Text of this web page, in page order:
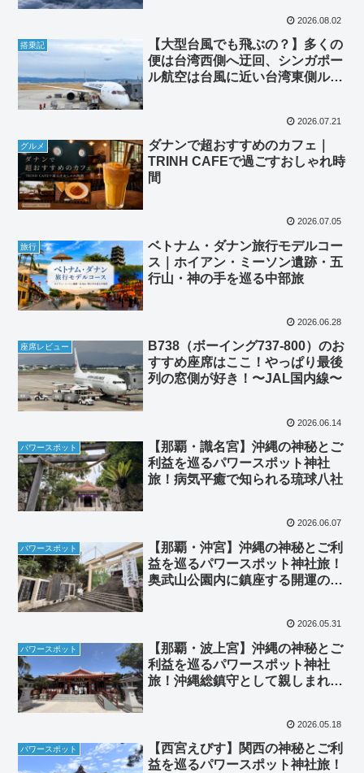
2026.08.02
搭乗記
【大型台風でも飛ぶの？】多くの
便は台湾西側へ迂回、シンガポー
ル航空は台風に近い台湾東側ルー
2026.07.21
グルメ
ダナンで超おすすめのカフェ｜
TRINH CAFEで過ごすおしゃれ時
間
2026.07.05
旅行
ベトナム・ダナン旅行モデルコー
ス｜ホイアン・ミーソン遺跡・五
行山・神の手を巡る中部旅
2026.06.28
座席レビュー
B738（ボーイング737-800）のお
すすめ座席はここ！やっぱり最後
列の窓側が好き！〜JAL国内線〜
2026.06.14
パワースポット
【那覇・識名宮】沖縄の神秘とご
利益を巡るパワースポット神社
旅！病気平癒で知られる琉球八社
2026.06.07
パワースポット
【那覇・沖宮】沖縄の神秘とご利
益を巡るパワースポット神社旅！
奥武山公園内に鎮座する開運の琉
2026.05.31
パワースポット
【那覇・波上宮】沖縄の神秘とご
利益を巡るパワースポット神社
旅！沖縄総鎮守として親しまれる
2026.05.18
パワースポット
【西宮えびす】関西の神秘とご利
益を巡るパワースポット神社旅！